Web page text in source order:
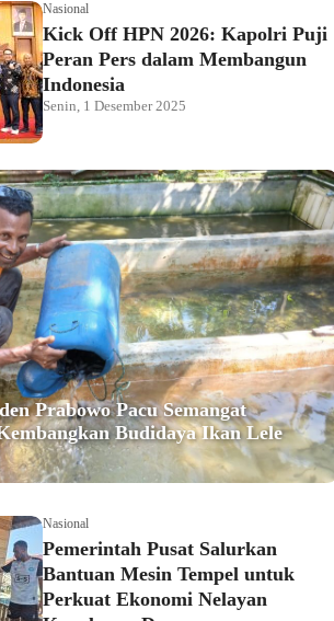
Nasional
Kick Off HPN 2026: Kapolri Puji
Peran Pers dalam Membangun
Indonesia
Senin, 1 Desember 2025
Prabowo Pacu Semangat
Budidaya Ikan Lele
Nasional
Pemerintah Pusat Salurkan
Bantuan Mesin Tempel untuk
Perkuat Ekonomi Nelayan